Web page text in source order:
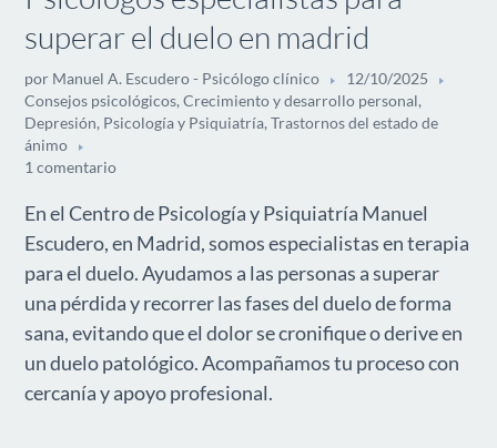
superar el duelo en madrid
por Manuel A. Escudero - Psicólogo clínico
12/10/2025
Consejos psicológicos,Crecimiento y desarrollo personal,
Depresión, Psicología y Psiquiatría,Trastornos del estado de
ánimo
1 comentario
En el Centro de Psicología y Psiquiatría Manuel
Escudero, en Madrid, somos especialistas en terapia
para el duelo. Ayudamos a las personas a superar
una pérdida y recorrer las fases del duelo de forma
sana, evitando que el dolor se cronifique o derive en
un duelo patológico. Acompañamos tu proceso con
cercanía y apoyo profesional.